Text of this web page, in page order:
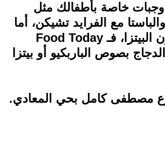
وجبات خاصة بأطفالك مثل
مع الفرايد تشيكن، أما
إذا كان أطفالك يحبون البيتزا، فـ Food Today
بصوص الباربكيو أو بيتزا
مصطفى كامل بحي المعادي.